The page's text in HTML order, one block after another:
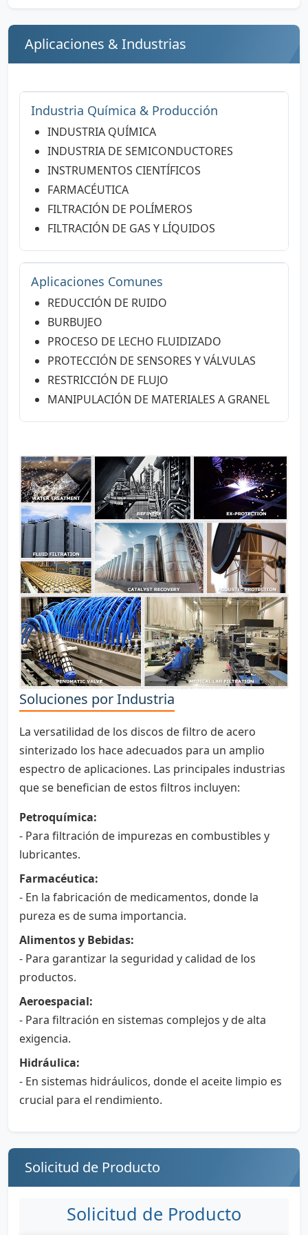
Aplicaciones & Industrias
Industria Química & Producción
INDUSTRIA QUÍMICA
INDUSTRIA DE SEMICONDUCTORES
INSTRUMENTOS CIENTÍFICOS
FARMACÉUTICA
FILTRACIÓN DE POLÍMEROS
FILTRACIÓN DE GAS Y LÍQUIDOS
Aplicaciones Comunes
REDUCCIÓN DE RUIDO
BURBUJEO
PROCESO DE LECHO FLUIDIZADO
PROTECCIÓN DE SENSORES Y VÁLVULAS
RESTRICCIÓN DE FLUJO
MANIPULACIÓN DE MATERIALES A GRANEL
Soluciones por Industria
La versatilidad de los discos de filtro de acero
sinterizado los hace adecuados para un amplio
espectro de aplicaciones. Las principales industrias
que se benefician de estos filtros incluyen:
Petroquímica:
- Para filtración de impurezas en combustibles y
lubricantes.
Farmacéutica:
- En la fabricación de medicamentos, donde la
pureza es de suma importancia.
Alimentos y Bebidas:
- Para garantizar la seguridad y calidad de los
productos.
Aeroespacial:
- Para filtración en sistemas complejos y de alta
exigencia.
Hidráulica:
- En sistemas hidráulicos, donde el aceite limpio es
crucial para el rendimiento.
Solicitud de Producto
Solicitud de Producto